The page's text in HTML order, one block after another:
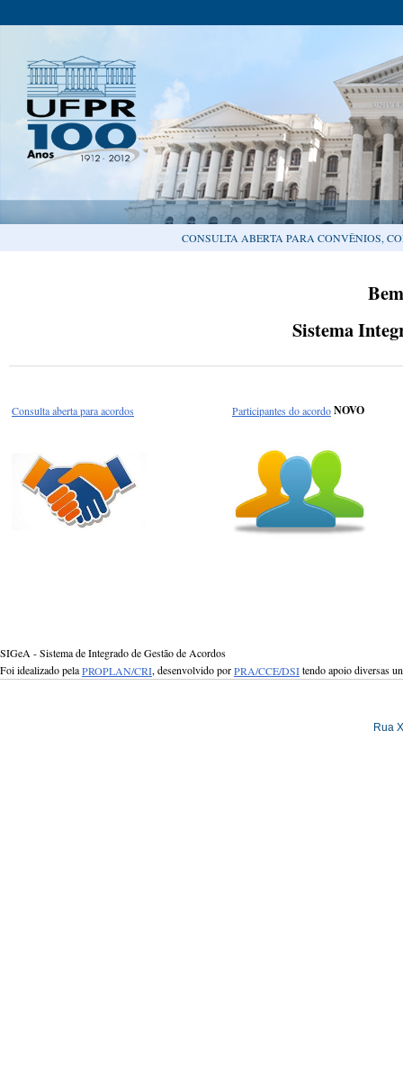
CONSULTA ABERTA PARA CONVÊNIOS,
Sistema
Consulta aberta para acordos Participantes do acordoNOVO
SIGeA - Sistema de Integrado de Gestão de Acordos
Foi idealizado pelaPROPLAN/CRI, desenvolvido porPRA/CCE/DSItendo apoio diversas
Rua